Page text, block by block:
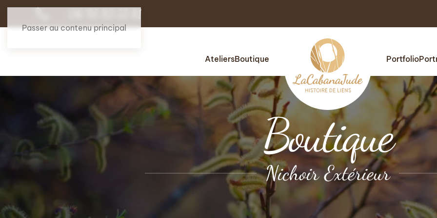
Passer au contenu principal
06 95 83 53 81
AteliersBoutique Portfolio
Boutique
Nichoir Extérieur